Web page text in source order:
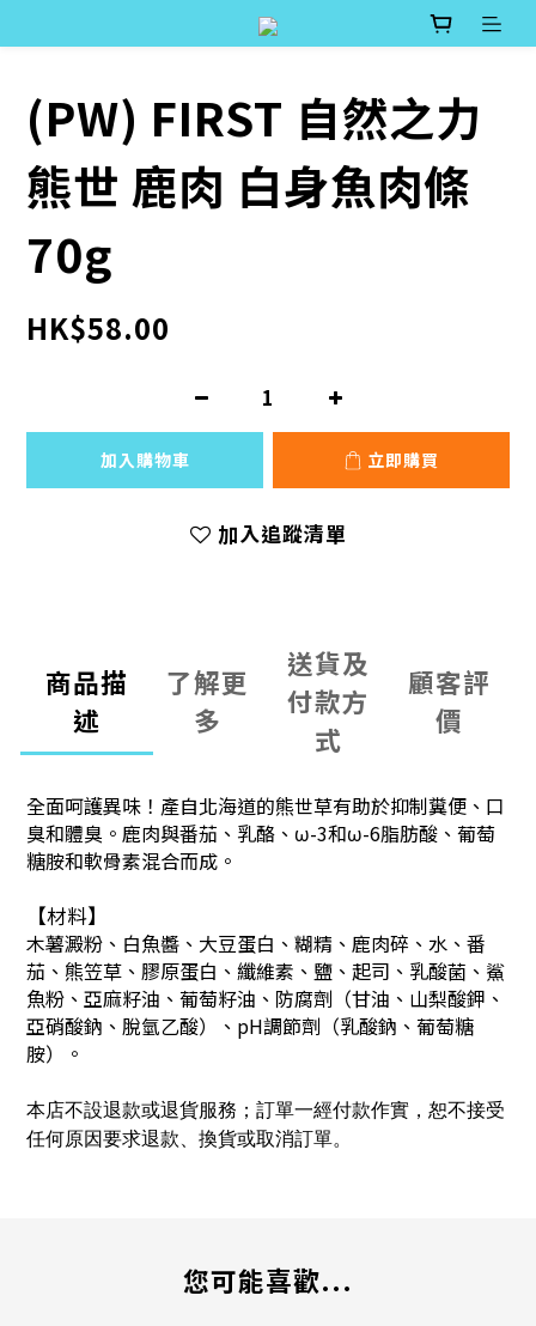
(PW) FIRST 自然之力
熊世 鹿肉 白身魚肉條
70g
HK$58.00
加入購物車 立即購買
加入追蹤清單
商品描
述
了解更
多
送貨及
付款方
式
顧客評
價
全面呵護異味！產自北海道的熊世草有助於抑制糞便、口
臭和體臭。鹿肉與番茄、乳酪、ω-3和ω-6脂肪酸、葡萄
糖胺和軟骨素混合而成。
【材料】
木薯澱粉、白魚醬、大豆蛋白、糊精、鹿肉碎、水、番
茄、熊笠草、膠原蛋白、纖維素、鹽、起司、乳酸菌、鯊
魚粉、亞麻籽油、葡萄籽油、防腐劑（甘油、山梨酸鉀、
亞硝酸鈉、脫氫乙酸）、pH調節劑（乳酸鈉、葡萄糖
胺）。
本店不設退款或退貨服務；訂單一經付款作實，恕不接受
任何原因要求退款、換貨或取消訂單。
您可能喜歡...